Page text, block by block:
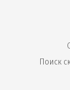
Поиск